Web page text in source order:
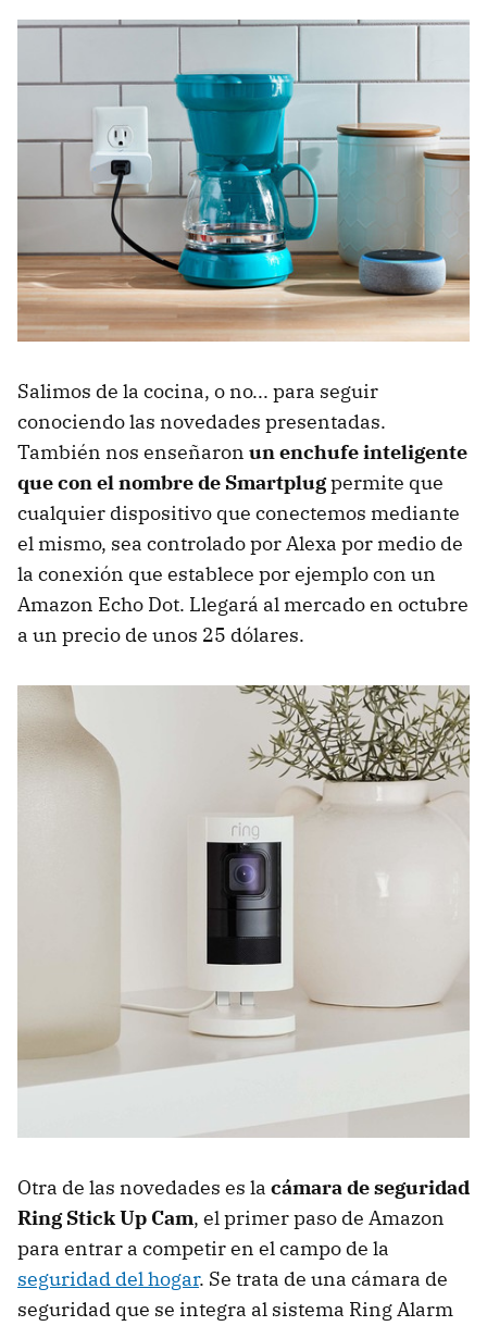
Salimos de la cocina, o no... para seguir
conociendo las novedades presentadas.
También nos enseñaron un enchufe inteligente
que con el nombre de Smartplugpermite que
cualquier dispositivo que conectemos mediante
el mismo, sea controlado por Alexa por medio de
la conexión que establece por ejemplo con un
Amazon Echo Dot. Llegará al mercado en octubre
a un precio de unos 25 dólares.
Otra de las novedades es la cámara de seguridad
Ring Stick Up Cam, el primer paso de Amazon
para entrar a competir en el campo de la
seguridad del hogar. Se trata de una cámara de
seguridad que se integra al sistema Ring Alarm